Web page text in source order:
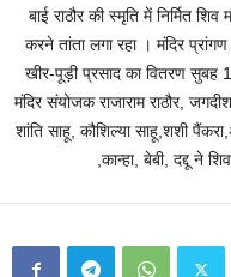
बाई राठौर की स्मृति में निर्मित
करने तांता लगा रहा । मंदिर
खीर-पूड़ी प्रसाद का वितरण
मंदिर संयोजक राजाराम राठौर,
शांति साहू, कौशिल्या साहू,शशी
,कान्हा, बेबी, दद्दू ने